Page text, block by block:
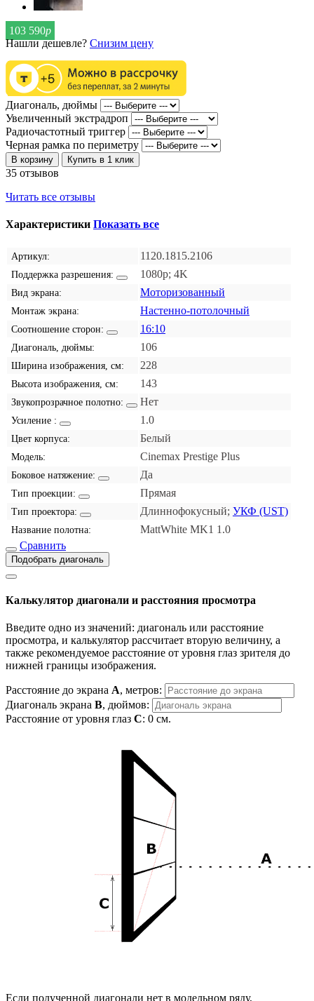
103 590р
Нашли дешевле? Снизим цену
Диагональ, дюймы
Увеличенный экстрадроп
Радиочастотный триггер
Черная рамка по периметру
В корзину Купить в 1 клик
35 отзывов
Читать все отзывы
Характеристики Показать все
Артикул: 1120.1815.2106
Поддержка разрешения: 1080p; 4K
Вид экрана: Моторизованный
Монтаж экрана: Настенно-потолочный
Соотношение сторон: 16:10
Диагональ, дюймы: 106
Ширина изображения, см: 228
Высота изображения, см: 143
Звукопрозрачное полотно: Нет
Усиление : 1.0
Цвет корпуса: Белый
Модель: Cinemax Prestige Plus
Боковое натяжение: Да
Тип проекции: Прямая
Тип проектора: Длиннофокусный; УКФ (UST)
Название полотна:
MattWhite MK1 1.0
Сравнить
Подобрать диагональ
Калькулятор диагонали и расстояния просмотра
Введите одно из значений: диагональ или расстояние
просмотра, и калькулятор рассчитает вторую величину, а
также рекомендуемое расстояние от уровня глаз зрителя до
нижней границы изображения.
Расстояние до экрана A, метров:
Диагональ экрана B, дюймов:
Расстояние от уровня глаз C: 0 см.
Если полученной диагонали нет в модельном ряду,